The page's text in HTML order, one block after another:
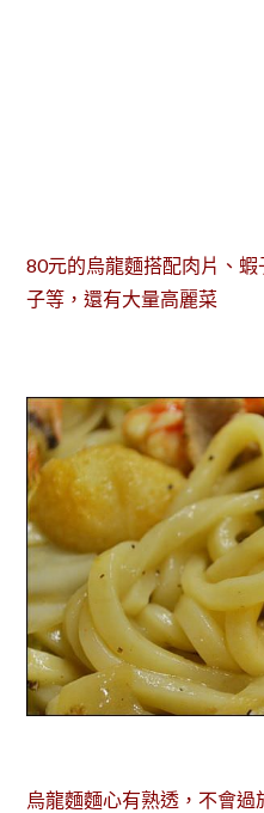
80元的烏龍麵搭配肉片、
子等，還有大量高麗菜
烏龍麵麵心有熟透，不會過